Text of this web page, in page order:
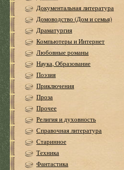
Документальная литература
Домоводство (Дом и семья)
Драматургия
Компьютеры и Интернет
Любовные романы
Наука, Образование
Поэзия
Приключения
Проза
Прочее
Религия и духовность
Справочная литература
Старинное
Техника
Фантастика